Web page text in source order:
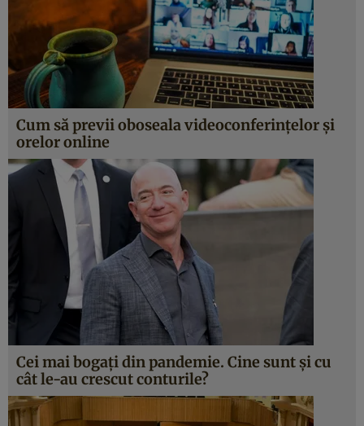
Cum să previi oboseala videoconferințelor și
orelor online
Cei mai bogați din pandemie. Cine sunt și cu
cât le-au crescut conturile?